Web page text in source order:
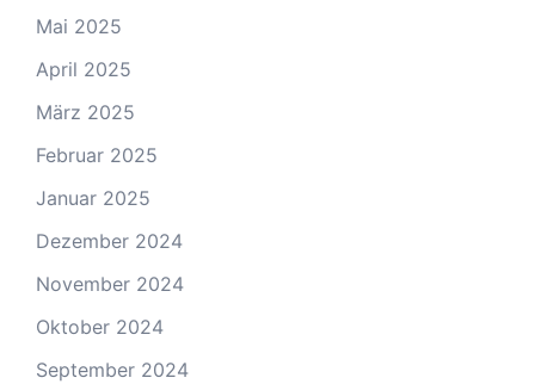
Mai 2025
April 2025
März 2025
Februar 2025
Januar 2025
Dezember 2024
November 2024
Oktober 2024
September 2024